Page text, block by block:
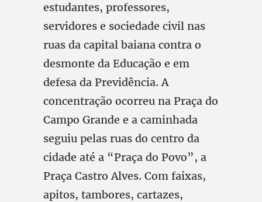
estudantes, professores,
servidores e sociedade civil nas
ruas da capital baiana contra o
desmonte da Educação e em
defesa da Previdência. A
concentração ocorreu na Praça do
Campo Grande e a caminhada
seguiu pelas ruas do centro da
cidade até a “Praça do Povo”, a
Praça Castro Alves. Com faixas,
apitos, tambores, cartazes,